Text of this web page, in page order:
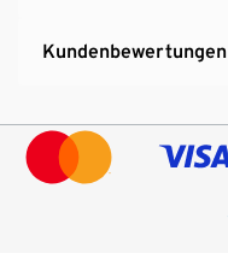
Kundenbewertungen